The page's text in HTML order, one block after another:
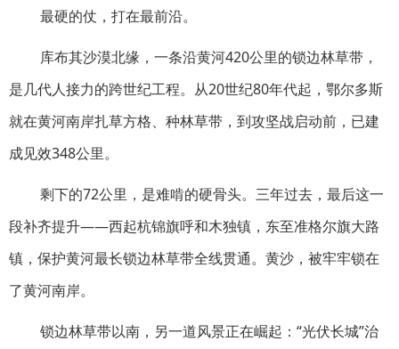
最硬的仗，打在最前沿。
库布其沙漠北缘，一条沿黄河420公里的锁边林草带，
是几代人接力的跨世纪工程。从20世纪80年代起，鄂尔多斯
就在黄河南岸扎草方格、种林草带，到攻坚战启动前，已建
成见效348公里。
剩下的72公里，是难啃的硬骨头。三年过去，最后这一
段补齐提升——西起杭锦旗呼和木独镇，东至准格尔旗大路
镇，保护黄河最长锁边林草带全线贯通。黄沙，被牢牢锁在
了黄河南岸。
锁边林草带以南，另一道风景正在崛起：“光伏长城”治